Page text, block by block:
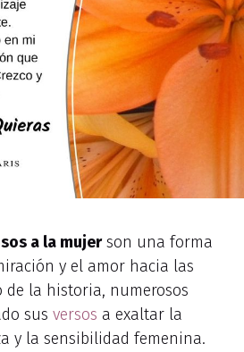
a la mujerson una forma
y el amor hacia las
de la historia, numerosos
sus versos a exaltar la
y la sensibilidad femenina.